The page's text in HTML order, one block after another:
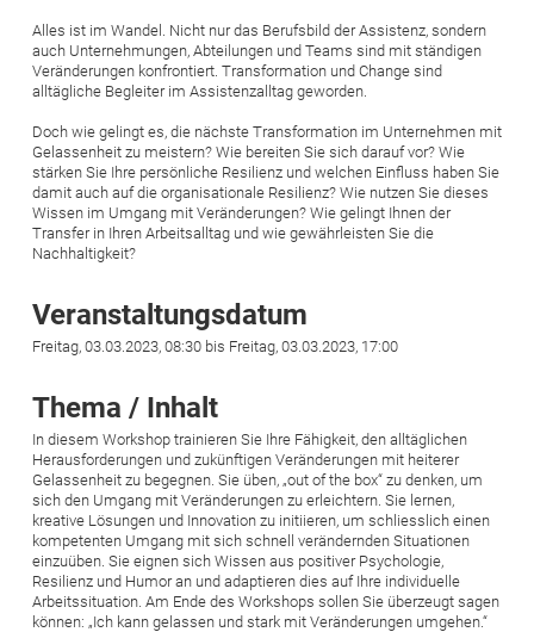
Alles ist im Wandel. Nicht nur das Berufsbild der Assistenz, sondern
auch Unternehmungen, Abteilungen und Teams sind mit ständigen
Veränderungen konfrontiert. Transformation und Change sind
alltägliche Begleiter im Assistenzalltag geworden.
Doch wie gelingt es, die nächste Transformation im Unternehmen mit
Gelassenheit zu meistern? Wie bereiten Sie sich darauf vor? Wie
stärken Sie Ihre persönliche Resilienz und welchen Einfluss haben Sie
damit auch auf die organisationale Resilienz? Wie nutzen Sie dieses
Wissen im Umgang mit Veränderungen? Wie gelingt Ihnen der
Transfer in Ihren Arbeitsalltag und wie gewährleisten Sie die
Nachhaltigkeit?
Veranstaltungsdatum
Freitag, 03.03.2023, 08:30 bis Freitag, 03.03.2023, 17:00
Thema / Inhalt
In diesem Workshop trainieren Sie Ihre Fähigkeit, den alltäglichen
Herausforderungen und zukünftigen Veränderungen mit heiterer
Gelassenheit zu begegnen. Sie üben, „out of the box“ zu denken, um
sich den Umgang mit Veränderungen zu erleichtern. Sie lernen,
kreative Lösungen und Innovation zu initiieren, um schliesslich einen
kompetenten Umgang mit sich schnell verändernden Situationen
einzuüben. Sie eignen sich Wissen aus positiver Psychologie,
Resilienz und Humor an und adaptieren dies auf Ihre individuelle
Arbeitssituation. Am Ende des Workshops sollen Sie überzeugt sagen
können: „Ich kann gelassen und stark mit Veränderungen umgehen.“